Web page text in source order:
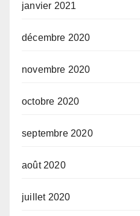
janvier 2021
décembre 2020
novembre 2020
octobre 2020
septembre 2020
août 2020
juillet 2020